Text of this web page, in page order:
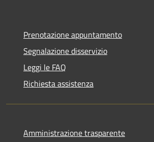
Prenotazione appuntamento
Segnalazione disservizio
Leggi le FAQ
Richiesta assistenza
Amministrazione trasparente